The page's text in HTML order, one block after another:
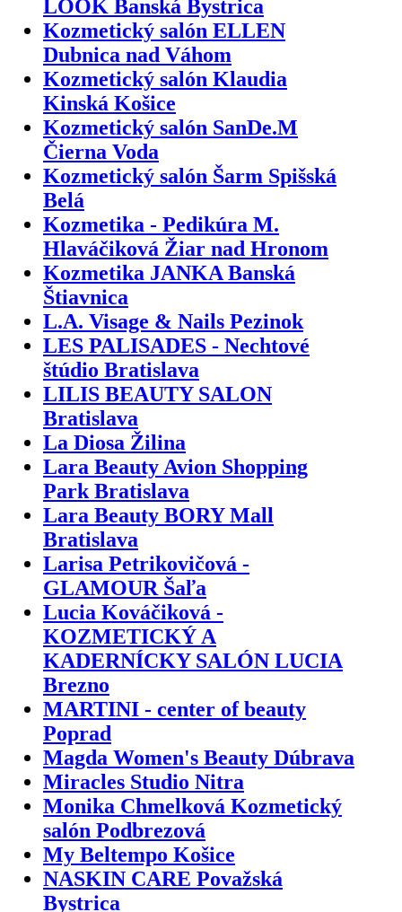
LOOK Banská Bystrica
Kozmetický salón ELLEN
Dubnica nad Váhom
Kozmetický salón Klaudia
Kinská Košice
Kozmetický salón SanDe.M
Čierna Voda
Kozmetický salón Šarm Spišská
Belá
Kozmetika - Pedikúra M.
Hlaváčiková Žiar nad Hronom
Kozmetika JANKA Banská
Štiavnica
L.A. Visage & Nails Pezinok
LES PALISADES - Nechtové
štúdio Bratislava
LILIS BEAUTY SALON
Bratislava
La Diosa Žilina
Lara Beauty Avion Shopping
Park Bratislava
Lara Beauty BORY Mall
Bratislava
Larisa Petrikovičová -
GLAMOUR Šaľa
Lucia Kováčiková -
KOZMETICKÝ A
KADERNÍCKY SALÓN LUCIA
Brezno
MARTINI - center of beauty
Poprad
Magda Women's Beauty Dúbrava
Miracles Studio Nitra
Monika Chmelková Kozmetický
salón Podbrezová
My Beltempo Košice
NASKIN CARE Považská
Bystrica